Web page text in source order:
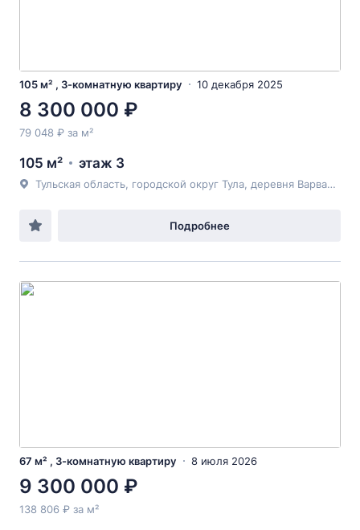
105 м² , 3-комнатную квартиру 10 декабря 2025
8 300 000 ₽
79 048 ₽ за м²
105 м² этаж 3
Тульская область, городской округ Тула, деревня Варваровка, 1Ак8
Подробнее
67 м² , 3-комнатную квартиру 8 июля 2026
9 300 000 ₽
138 806 ₽ за м²